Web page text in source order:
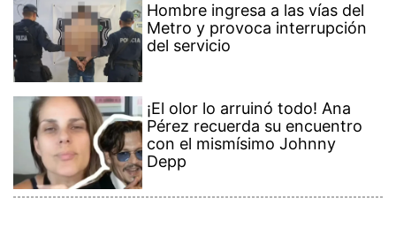
Hombre ingresa a las vías del
Metro y provoca interrupción
del servicio
¡El olor lo arruinó todo! Ana
Pérez recuerda su encuentro
con el mismísimo Johnny
Depp